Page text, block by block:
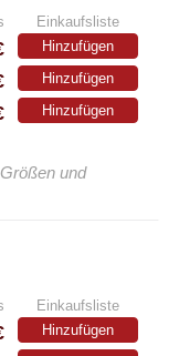
Einkaufsliste
Hinzufügen
Hinzufügen
Hinzufügen
und
Einkaufsliste
Hinzufügen